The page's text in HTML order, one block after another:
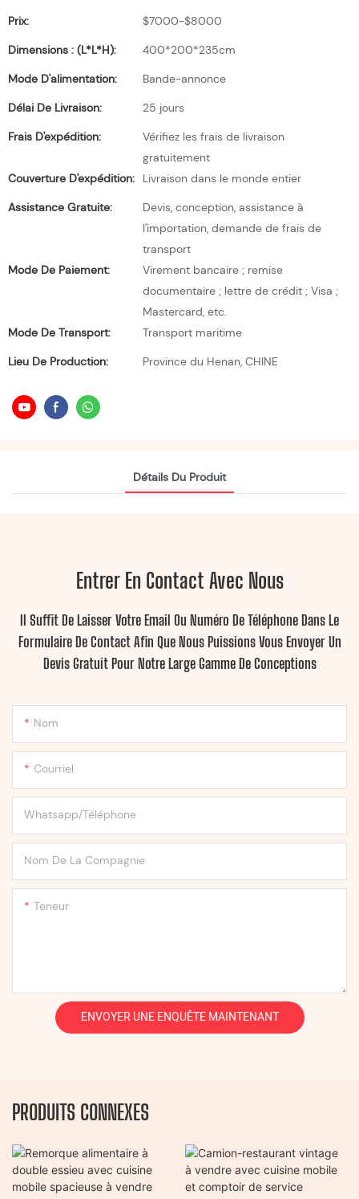
Prix:
$7000-$8000
Dimensions : (L*l*H):
400*200*235cm
Mode D'alimentation:
Bande-annonce
Délai De Livraison:
25 jours
Frais D'expédition:
Vérifiez les frais de livraison
gratuitement
Couverture D'expédition:
Livraison dans le monde entier
Assistance Gratuite:
Devis, conception, assistance à
l'importation, demande de frais de
transport
Mode De Paiement:
Virement bancaire ; remise
documentaire ; lettre de crédit ; Visa ;
Mastercard, etc.
Mode De Transport:
Transport maritime
Lieu De Production:
Province du Henan, CHINE
Détails Du Produit
Entrer En Contact Avec Nous
Il Suffit De Laisser Votre Email Ou Numéro De Téléphone Dans Le
Formulaire De Contact Afin Que Nous Puissions Vous Envoyer Un
Devis Gratuit Pour Notre Large Gamme De Conceptions
Nom
Courriel
Whatsapp/Téléphone
Nom De La Compagnie
Teneur
ENVOYER UNE ENQUÊTE MAINTENANT
PRODUITS CONNEXES